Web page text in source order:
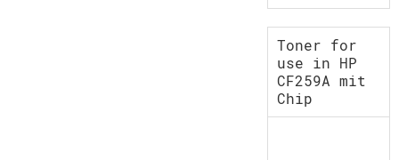
Toner for
use in HP
CF259A mit
Chip